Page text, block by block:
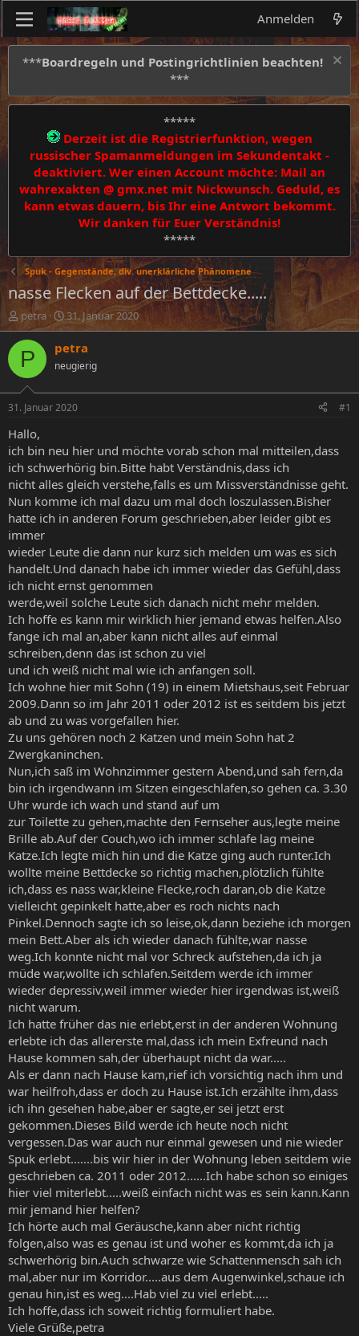
Anmelden
***Boardregeln und Postingrichtlinien beachten!
***
*****
Derzeit ist die Registrierfunktion, wegen
russischer Spamanmeldungen im Sekundentakt -
deaktiviert. Wer einen Account möchte: Mail an
wahrexakten @ gmx.net mit Nickwunsch. Geduld, es
kann etwas dauern, bis Ihr eine Antwort bekommt.
Wir danken für Euer Verständnis!
*****
Spuk - Gegenstände, div. unerklärliche Phänomene
nasse Flecken auf der Bettdecke.....
E
r
s
l
e
r
petra
E
r
s
e
l
t
m
31. Januar 2020
P petra
neugierig
31. Januar 2020 #1
Hallo,
ich bin neu hier und möchte vorab schon mal mitteilen,dass
ich schwerhörig bin.Bitte habt Verständnis,dass ich
nicht alles gleich verstehe,falls es um Missverständnisse geht.
Nun komme ich mal dazu um mal doch loszulassen.Bisher
hatte ich in anderen Forum geschrieben,aber leider gibt es
immer
wieder Leute die dann nur kurz sich melden um was es sich
handelt.Und danach habe ich immer wieder das Gefühl,dass
ich nicht ernst genommen
werde,weil solche Leute sich danach nicht mehr melden.
Ich hoffe es kann mir wirklich hier jemand etwas helfen.Also
fange ich mal an,aber kann nicht alles auf einmal
schreiben,denn das ist schon zu viel
und ich weiß nicht mal wie ich anfangen soll.
Ich wohne hier mit Sohn (19) in einem Mietshaus,seit Februar
2009.Dann so im Jahr 2011 oder 2012 ist es seitdem bis jetzt
ab und zu was vorgefallen hier.
Zu uns gehören noch 2 Katzen und mein Sohn hat 2
Zwergkaninchen.
Nun,ich saß im Wohnzimmer gestern Abend,und sah fern,da
bin ich irgendwann im Sitzen eingeschlafen,so gehen ca. 3.30
Uhr wurde ich wach und stand auf um
zur Toilette zu gehen,machte den Fernseher aus,legte meine
Brille ab.Auf der Couch,wo ich immer schlafe lag meine
Katze.Ich legte mich hin und die Katze ging auch runter.Ich
wollte meine Bettdecke so richtig machen,plötzlich fühlte
ich,dass es nass war,kleine Flecke,roch daran,ob die Katze
vielleicht gepinkelt hatte,aber es roch nichts nach
Pinkel.Dennoch sagte ich so leise,ok,dann beziehe ich morgen
mein Bett.Aber als ich wieder danach fühlte,war nasse
weg.Ich konnte nicht mal vor Schreck aufstehen,da ich ja
müde war,wollte ich schlafen.Seitdem werde ich immer
wieder depressiv,weil immer wieder hier irgendwas ist,weiß
nicht warum.
Ich hatte früher das nie erlebt,erst in der anderen Wohnung
erlebte ich das allererste mal,dass ich mein Exfreund nach
Hause kommen sah,der überhaupt nicht da war.....
Als er dann nach Hause kam,rief ich vorsichtig nach ihm und
war heilfroh,dass er doch zu Hause ist.Ich erzählte ihm,dass
ich ihn gesehen habe,aber er sagte,er sei jetzt erst
gekommen.Dieses Bild werde ich heute noch nicht
vergessen.Das war auch nur einmal gewesen und nie wieder
Spuk erlebt.......bis wir hier in der Wohnung leben seitdem wie
geschrieben ca. 2011 oder 2012......Ich habe schon so einiges
hier viel miterlebt.....weiß einfach nicht was es sein kann.Kann
mir jemand hier helfen?
Ich hörte auch mal Geräusche,kann aber nicht richtig
folgen,also was es genau ist und woher es kommt,da ich ja
schwerhörig bin.Auch schwarze wie Schattenmensch sah ich
mal,aber nur im Korridor.....aus dem Augenwinkel,schaue ich
genau hin,ist es weg....Hab viel zu viel erlebt.....
Ich hoffe,dass ich soweit richtig formuliert habe.
Viele Grüße,petra